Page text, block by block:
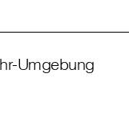
Umgebung